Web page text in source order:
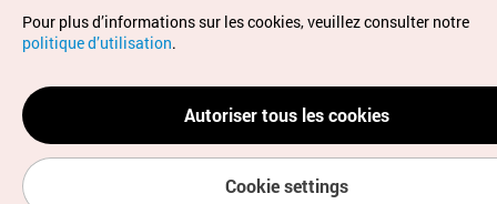
Droits d’auteur (c) Office National du Tourisme en Corée.
Tous droits réservés.
Pour les rapports d'erreurs et demandes de renseignements,
adressez vos demandes à
info.ontc@gmail.com
Pour plus d’informations sur les cookies, veuillez consulter notre
politique d’utilisation.
Autoriser tous les cookies
Cookie settings